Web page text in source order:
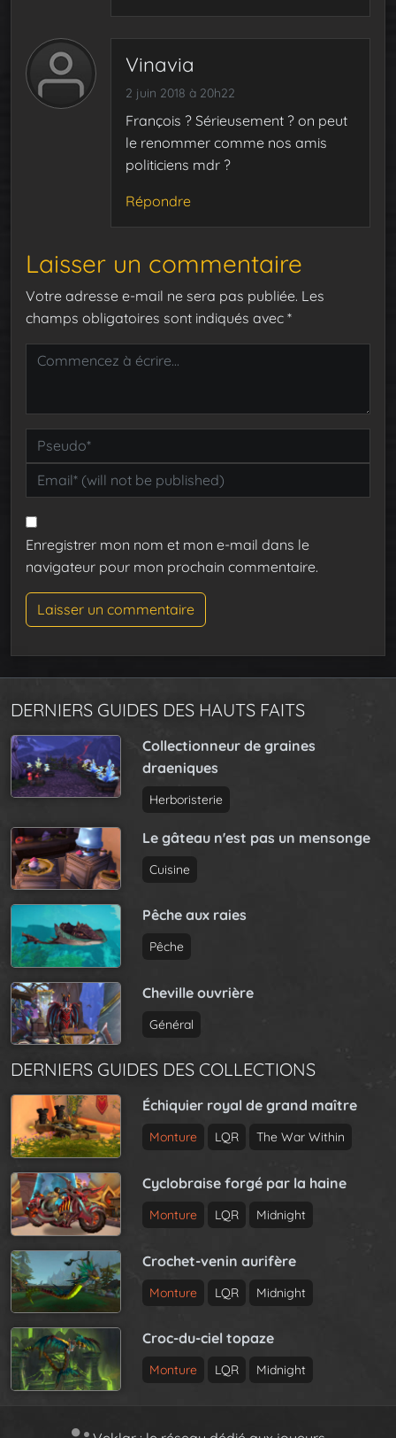
Vinavia
2 juin 2018 à 20h22
François ? Sérieusement ? on peut
le renommer comme nos amis
politiciens mdr ?
Répondre
Laisser un commentaire
Votre adresse e-mail ne sera pas publiée. Les
champs obligatoires sont indiqués avec *
Enregistrer mon nom et mon e-mail dans le
navigateur pour mon prochain commentaire.
DERNIERS GUIDES DES HAUTS FAITS
Collectionneur de graines
draeniques
Herboristerie
Le gâteau n'est pas un mensonge
Cuisine
Pêche aux raies
Pêche
Cheville ouvrière
Général
DERNIERS GUIDES DES COLLECTIONS
Échiquier royal de grand maître
Monture LQR The War Within
Cyclobraise forgé par la haine
Monture LQR Midnight
Crochet-venin aurifère
Monture LQR Midnight
Croc-du-ciel topaze
Monture LQR Midnight